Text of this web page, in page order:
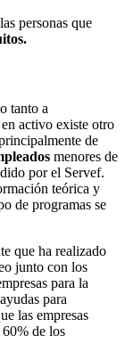
personas que
tanto a
activo existe otro
de
menores de
por el Servef.
teórica y
de programas se
que ha realizado
junto con los
para la
para
las empresas
de los